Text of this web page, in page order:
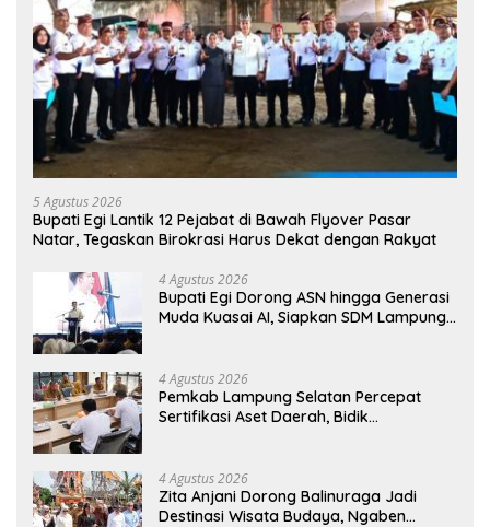
5 Agustus 2026
Bupati Egi Lantik 12 Pejabat di Bawah Flyover Pasar
Natar, Tegaskan Birokrasi Harus Dekat dengan Rakyat
4 Agustus 2026
Bupati Egi Dorong ASN hingga Generasi
Muda Kuasai AI, Siapkan SDM Lampung
4 Agustus 2026
Pemkab Lampung Selatan Percepat
Sertifikasi Aset Daerah, Bidik
4 Agustus 2026
Zita Anjani Dorong Balinuraga Jadi
Destinasi Wisata Budaya, Ngaben